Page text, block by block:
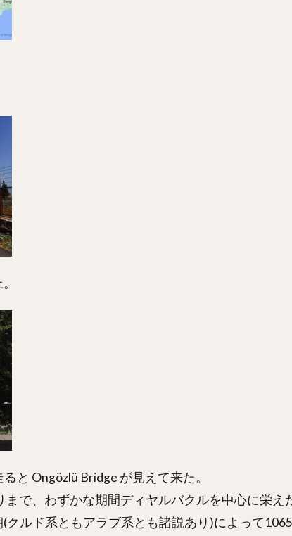
と Ongözlü Bridge が見えて来た。
で、わずかな期間ディヤルバクルを中心に栄え
クルド系ともアラブ系とも諸説あり)によって